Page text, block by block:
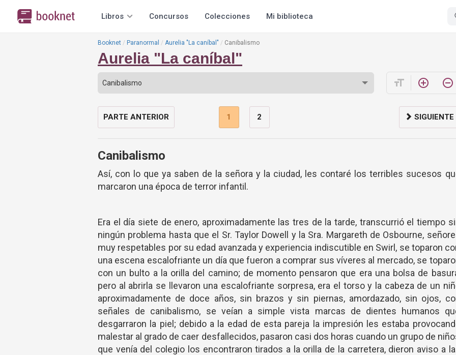
Libros Concursos Colecciones Mi biblioteca
Booknet Paranormal Aurelia "La caníbal" Canibalismo
Aurelia "La caníbal"
format_size add_circle_outline remove_circle_outline
PARTE ANTERIOR 1 2 SIGUIENTE
Canibalismo
Así, con lo que ya saben de la señora y la ciudad, les contaré los terribles sucesos
marcaron una época de terror infantil.
Era el día siete de enero, aproximadamente las tres de la tarde, transcurrió el tiempo
ningún problema hasta que el Sr. Taylor Dowell y la Sra. Margareth de Osbourne,
muy respetables por su edad avanzada y experiencia indiscutible en Swirl, se toparon
una escena escalofriante un día que fueron a comprar sus víveres al mercado, se
con un bulto a la orilla del camino; de momento pensaron que era una bolsa de
pero al abrirla se llevaron una escalofriante sorpresa, era el torso y la cabeza de un
aproximadamente de doce años, sin brazos y sin piernas, amordazado, sin ojos,
señales de canibalismo, se veían a simple vista marcas de dientes humanos
desgarraron la piel; debido a la edad de esta pareja la impresión les estaba
malestar al grado de caer desfallecidos, pasaron casi dos horas cuando un grupo de
que venía del colegio los encontraron tirados a la orilla de la carretera, dieron aviso a